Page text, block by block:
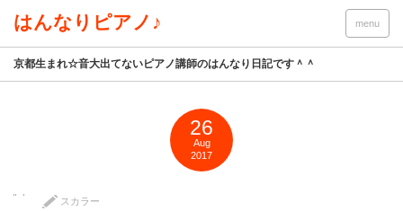
はんなりピアノ♪ menu
京都生まれ☆音大出てないピアノ講師のはんなり日記です＾＾
26
Aug
2017
スカラー